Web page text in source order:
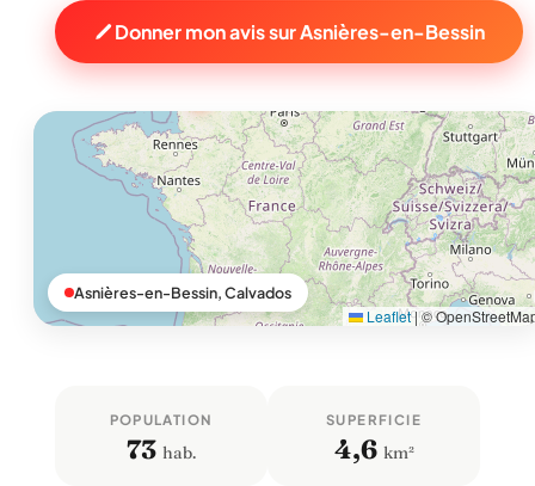
Donner mon avis sur Asnières-en-Bessin
Leaflet|©
Asnières-en-Bessin, Calvados
POPULATION
73 hab.
SUPERFICIE
4,6 km²